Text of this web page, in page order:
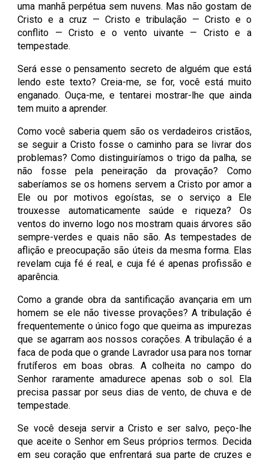
uma manhã perpétua sem nuvens. Mas não gostam de
Cristo e a cruz — Cristo e tribulação — Cristo e o
conflito — Cristo e o vento uivante — Cristo e a
tempestade.
Será esse o pensamento secreto de alguém que está
lendo este texto? Creia-me, se for, você está muito
enganado. Ouça-me, e tentarei mostrar-lhe que ainda
tem muito a aprender.
Como você saberia quem são os verdadeiros cristãos,
se seguir a Cristo fosse o caminho para se livrar dos
problemas? Como distinguiríamos o trigo da palha, se
não fosse pela peneiração da provação? Como
saberíamos se os homens servem a Cristo por amor a
Ele ou por motivos egoístas, se o serviço a Ele
trouxesse automaticamente saúde e riqueza? Os
ventos do inverno logo nos mostram quais árvores são
sempre-verdes e quais não são. As tempestades de
aflição e preocupação são úteis da mesma forma. Elas
revelam cuja fé é real, e cuja fé é apenas profissão e
aparência.
Como a grande obra da santificação avançaria em um
homem se ele não tivesse provações? A tribulação é
frequentemente o único fogo que queima as impurezas
que se agarram aos nossos corações. A tribulação é a
faca de poda que o grande Lavrador usa para nos tornar
frutíferos em boas obras. A colheita no campo do
Senhor raramente amadurece apenas sob o sol. Ela
precisa passar por seus dias de vento, de chuva e de
tempestade.
Se você deseja servir a Cristo e ser salvo, peço-lhe
que aceite o Senhor em Seus próprios termos. Decida
em seu coração que enfrentará sua parte de cruzes e